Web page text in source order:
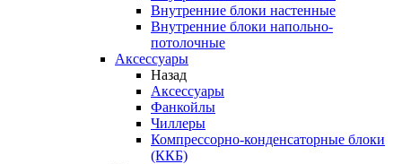
Внутренние блоки настенные
Внутренние блоки напольно-
потолочные
Аксессуары
Назад
Аксессуары
Фанкойлы
Чиллеры
Компрессорно-конденсаторные блоки
(ККБ)